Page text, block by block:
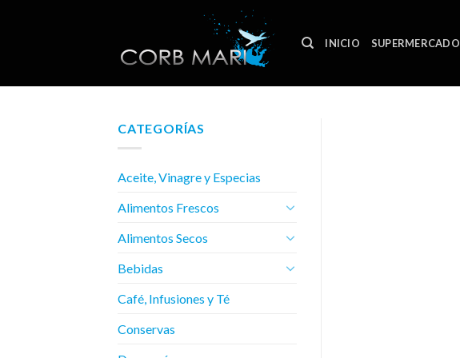
INICIO SUPERMERCADO
CATEGORÍAS
Aceite, Vinagre y Especias
Alimentos Frescos
Alimentos Secos
Bebidas
Café, Infusiones y Té
Conservas